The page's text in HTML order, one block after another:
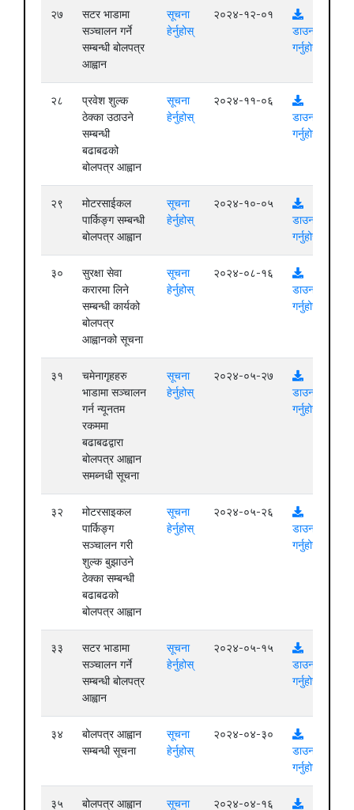
२७
सटर भाडामा
सञ्चालन गर्ने
सम्बन्धी बोलपत्र
आह्वान
सूचना
हेर्नुहोस्
२०२४-१२-०१
डाउनलोड
गर्नुहोस्
२८
प्रवेश शुल्क
ठेक्का उठाउने
सम्बन्धी
बढाबढको
बोलपत्र आह्वान
सूचना
हेर्नुहोस्
२०२४-११-०६
डाउनलोड
गर्नुहोस्
२९
मोटरसाईकल
पार्किङ्ग सम्बन्धी
बोलपत्र आह्वान
सूचना
हेर्नुहोस्
२०२४-१०-०५
डाउनलोड
गर्नुहोस्
३०
सुरक्षा सेवा
करारमा लिने
सम्बन्धी कार्यको
बोलपत्र
आह्वानको सूचना
सूचना
हेर्नुहोस्
२०२४-०८-१६
डाउनलोड
गर्नुहोस्
३१
चमेनागृहहरु
भाडामा सञ्चालन
गर्न न्यूनतम
रकममा
बढाबढद्वारा
बोलपत्र आह्वान
समब्नधी सूचना
सूचना
हेर्नुहोस्
२०२४-०५-२७
डाउनलोड
गर्नुहोस्
३२
मोटरसाइकल
पार्किङ्ग
सञ्चालन गरी
शुल्क बुझाउने
ठेक्का सम्बन्धी
बढाबढको
बोलपत्र आह्वान
सूचना
हेर्नुहोस्
२०२४-०५-२६
डाउनलोड
गर्नुहोस्
३३
सटर भाडामा
सञ्चालन गर्ने
सम्बन्धी बोलपत्र
आह्वान
सूचना
हेर्नुहोस्
२०२४-०५-१५
डाउनलोड
गर्नुहोस्
३४
बोलपत्र आह्वान
सम्बन्धी सूचना
सूचना
हेर्नुहोस्
२०२४-०४-३०
डाउनलोड
गर्नुहोस्
३५
बोलपत्र आह्वान
सूचना
२०२४-०४-१६